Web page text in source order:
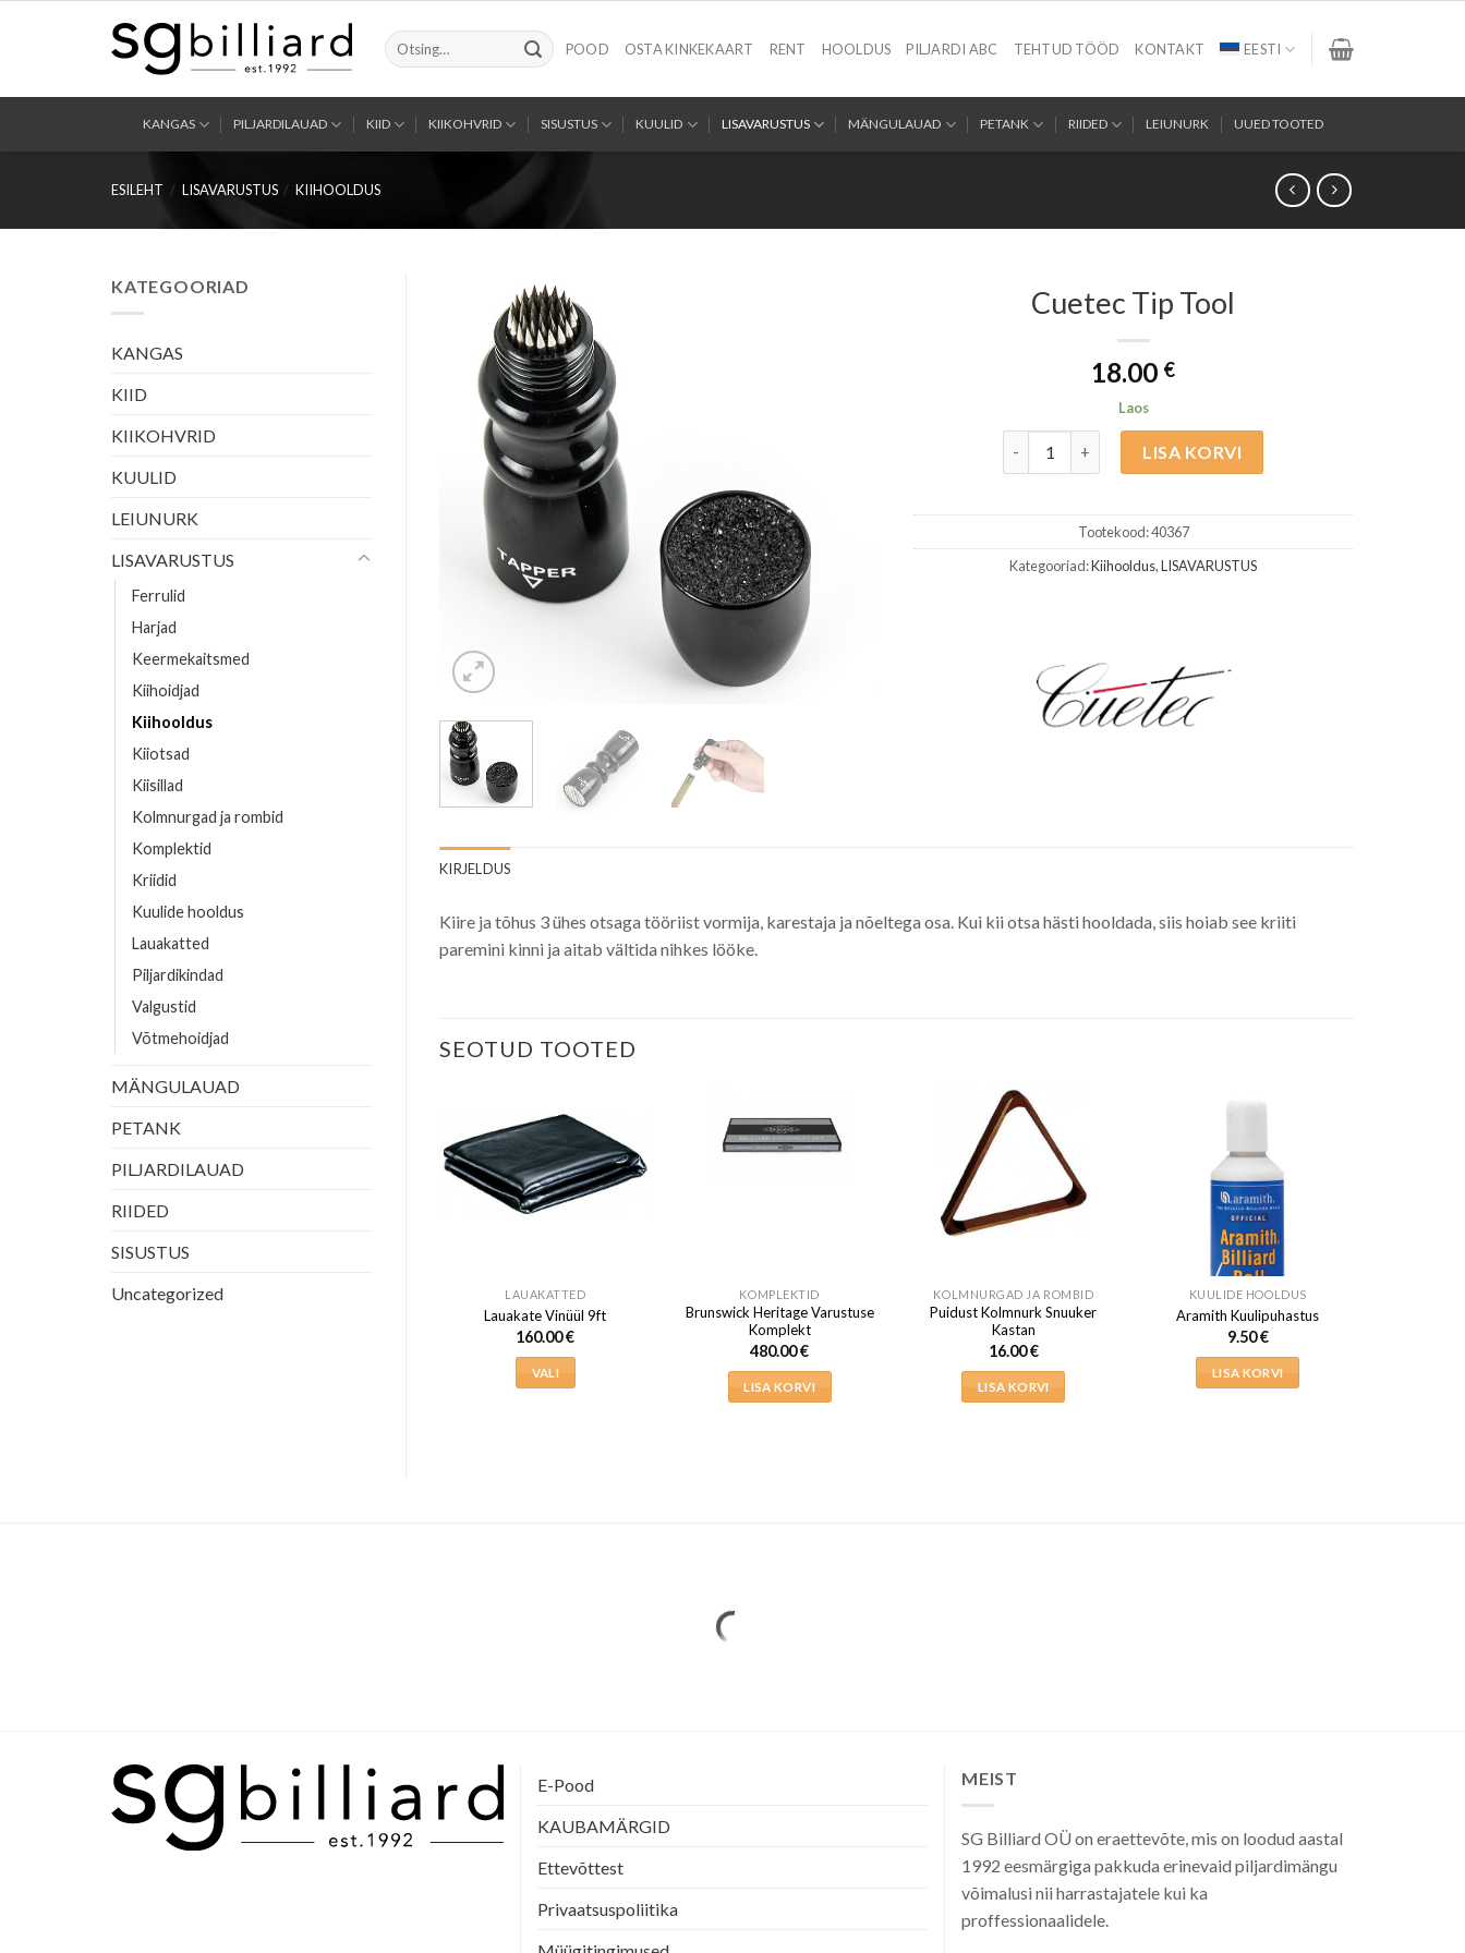
Otsi:
POOD OSTA KINKEKAART RENT HOOLDUS PILJARDI ABC TEHTUD TÖÖD KONTAKT EESTI
KANGAS PILJARDILAUAD KIID KIIKOHVRID SISUSTUS KUULID LISAVARUSTUS MÄNGULAUAD PETANK RIIDED LEIUNURK UUED TOOTED
ESILEHT / LISAVARUSTUS / KIIHOOLDUS
KATEGOORIAD
KANGAS
KIID
KIIKOHVRID
KUULID
LEIUNURK
LISAVARUSTUS
Ferrulid
Harjad
Keermekaitsmed
Kiihoidjad
Kiihooldus
Kiiotsad
Kiisillad
Kolmnurgad ja rombid
Komplektid
Kriidid
Kuulide hooldus
Lauakatted
Piljardikindad
Valgustid
Võtmehoidjad
MÄNGULAUAD
PETANK
PILJARDILAUAD
RIIDED
SISUSTUS
Uncategorized
Cuetec Tip Tool
18.00 €
Laos
LISA KORVI
Tootekood:40367
Kategooriad:Kiihooldus,LISAVARUSTUS
KIRJELDUS
Kiire ja tõhus 3 ühes otsaga tööriist vormija, karestaja ja nõeltega osa. Kui kii otsa hästi hooldada, siis hoiab see kriiti
paremini kinni ja aitab vältida nihkes lööke.
SEOTUD TOOTED
LAUAKATTED
Lauakate Vinüül 9ft
160.00€
VALI
KOMPLEKTID
Brunswick Heritage Varustuse
Komplekt
480.00€
LISA KORVI
KOLMNURGAD JA ROMBID
Puidust Kolmnurk Snuuker
Kastan
16.00€
LISA KORVI
KUULIDE HOOLDUS
Aramith Kuulipuhastus
9.50€
LISA KORVI
KOMPLEKTID
E-Pood
KAUBAMÄRGID
Ettevõttest
Privaatsuspoliitika
MEIST
SG Billiard OÜ on eraettevõte, mis on loodud aastal
1992 eesmärgiga pakkuda erinevaid piljardimängu
võimalusi nii harrastajatele kui ka
proffessionaalidele.